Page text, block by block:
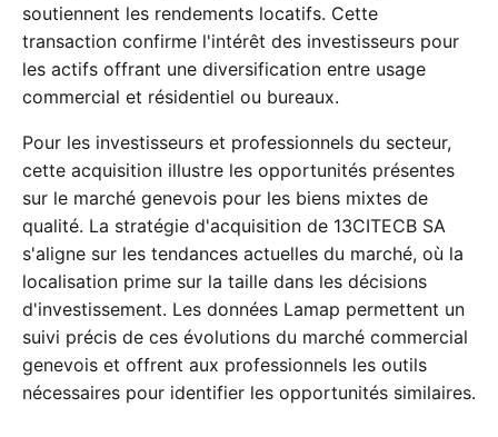
soutiennent les rendements locatifs. Cette
transaction confirme l'intérêt des investisseurs pour
les actifs offrant une diversification entre usage
commercial et résidentiel ou bureaux.
Pour les investisseurs et professionnels du secteur,
cette acquisition illustre les opportunités présentes
sur le marché genevois pour les biens mixtes de
qualité. La stratégie d'acquisition de 13CITECB SA
s'aligne sur les tendances actuelles du marché, où la
localisation prime sur la taille dans les décisions
d'investissement. Les données Lamap permettent un
suivi précis de ces évolutions du marché commercial
genevois et offrent aux professionnels les outils
nécessaires pour identifier les opportunités similaires.